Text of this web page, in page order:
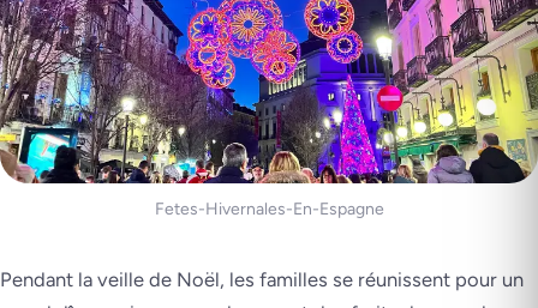
Fetes-Hivernales-En-Espagne
Pendant la veille de Noël, les familles se réunissent pour un